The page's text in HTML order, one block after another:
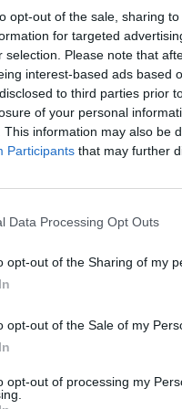
opt-out of the sale, sharing
for targeted
selection. Please note that
interest-based ads based
to third parties prior
of your personal
This information may also be
Participants that may further
Data Processing Opt Outs
opt-out of the Sharing of my
opt-out of the Sale of my
opt-out of processing my
plus de migraines, de
a identifié 44
à long terme
neurologique après le
est 40 % plus élevé